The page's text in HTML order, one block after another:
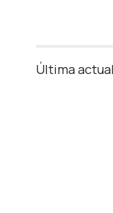
Última